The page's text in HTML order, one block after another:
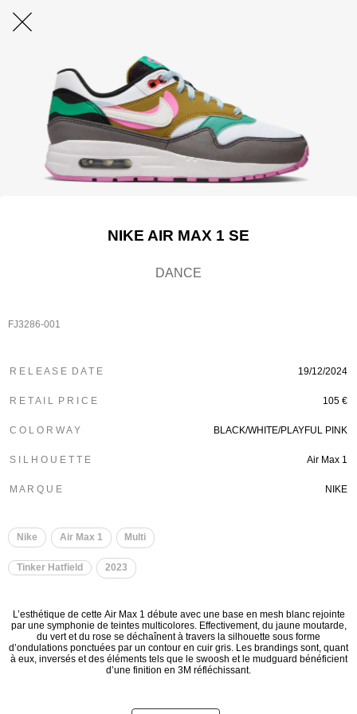
NIKE AIR MAX 1 SE
DANCE
FJ3286-001
R E L E A S E D A T E 19/12/2024
R E T A I L P R I C E 105 €
C O L O R W A Y BLACK/WHITE/PLAYFUL PINK
S I L H O U E T T E Air Max 1
M A R Q U E NIKE
Nike Air Max 1 Multi
Tinker Hatfield 2023
L’esthétique de cette Air Max 1 débute avec une base en mesh blanc rejointe
par une symphonie de teintes multicolores. Effectivement, du jaune moutarde,
du vert et du rose se déchaînent à travers la silhouette sous forme
d’ondulations ponctuées par un contour en cuir gris. Les brandings sont, quant
à eux, inversés et des éléments tels que le swoosh et le mudguard bénéficient
d’une finition en 3M réfléchissant.